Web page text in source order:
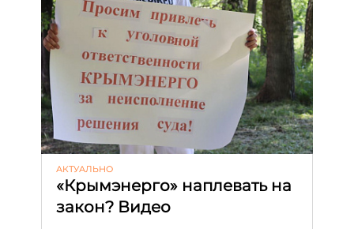
АКТУАЛЬНО
«Крымэнерго» наплевать на
закон? Видео